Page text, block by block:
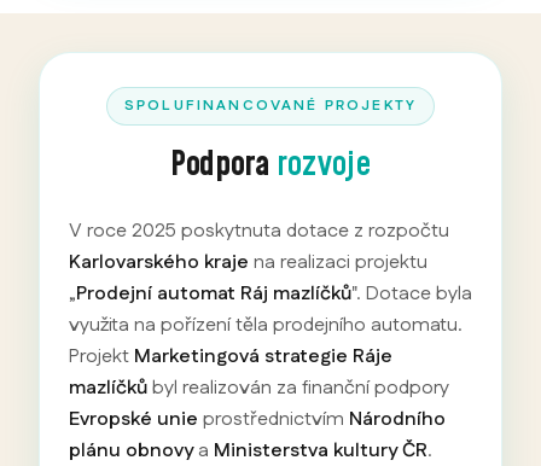
SPOLUFINANCOVANÉ PROJEKTY
Podpora rozvoje
V roce 2025 poskytnuta dotace z rozpočtu
Karlovarského kraje na realizaci projektu
„Prodejní automat Ráj mazlíčků". Dotace byla
využita na pořízení těla prodejního automatu.
Projekt Marketingová strategie Ráje
mazlíčkůbyl realizován za finanční podpory
Evropské unie prostřednictvím Národního
plánu obnovya Ministerstva kultury ČR.